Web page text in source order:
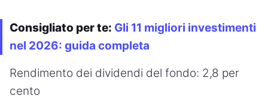
Consigliato per te: Gli 11 migliori investimenti
nel 2026: guida completa
Rendimento dei dividendi del fondo: 2,8 per
cento